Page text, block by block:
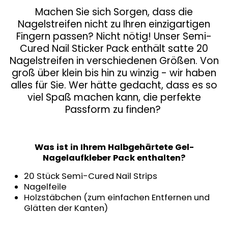
Machen Sie sich Sorgen, dass die
Nagelstreifen nicht zu Ihren einzigartigen
Fingern passen? Nicht nötig! Unser Semi-
Cured Nail Sticker Pack enthält satte 20
Nagelstreifen in verschiedenen Größen. Von
groß über klein bis hin zu winzig - wir haben
alles für Sie. Wer hätte gedacht, dass es so
viel Spaß machen kann, die perfekte
Passform zu finden?
Was ist in Ihrem Halbgehärtete Gel-
Nagelaufkleber Pack enthalten?
20 Stück Semi-Cured Nail Strips
Nagelfeile
Holzstäbchen (zum einfachen Entfernen und
Glätten der Kanten)